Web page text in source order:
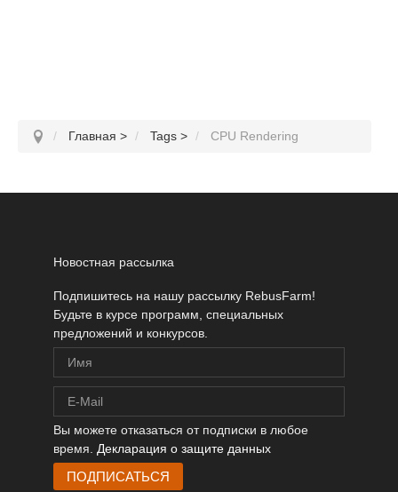
Главная > Tags > CPU Rendering
Новостная рассылка
Подпишитесь на нашу рассылку RebusFarm!
Будьте в курсе программ, специальных
предложений и конкурсов.
Вы можете отказаться от подписки в любое
время. Декларация о защите данных